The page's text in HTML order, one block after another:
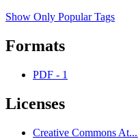
Show Only Popular Tags
Formats
PDF - 1
Licenses
Creative Commons At...